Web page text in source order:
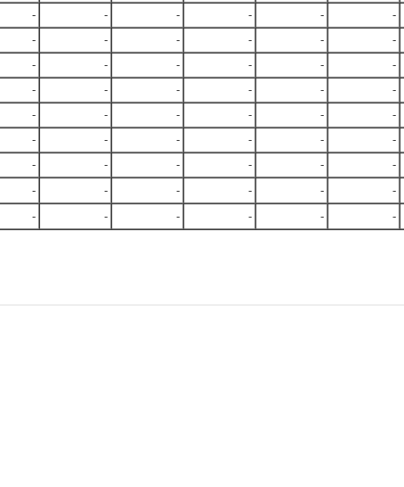
- - - - -
-
- - - - -
-
- - - - -
-
- - - - -
-
- - - - -
-
- - - - -
-
- - - - -
-
- - - - -
-
- - - - - -